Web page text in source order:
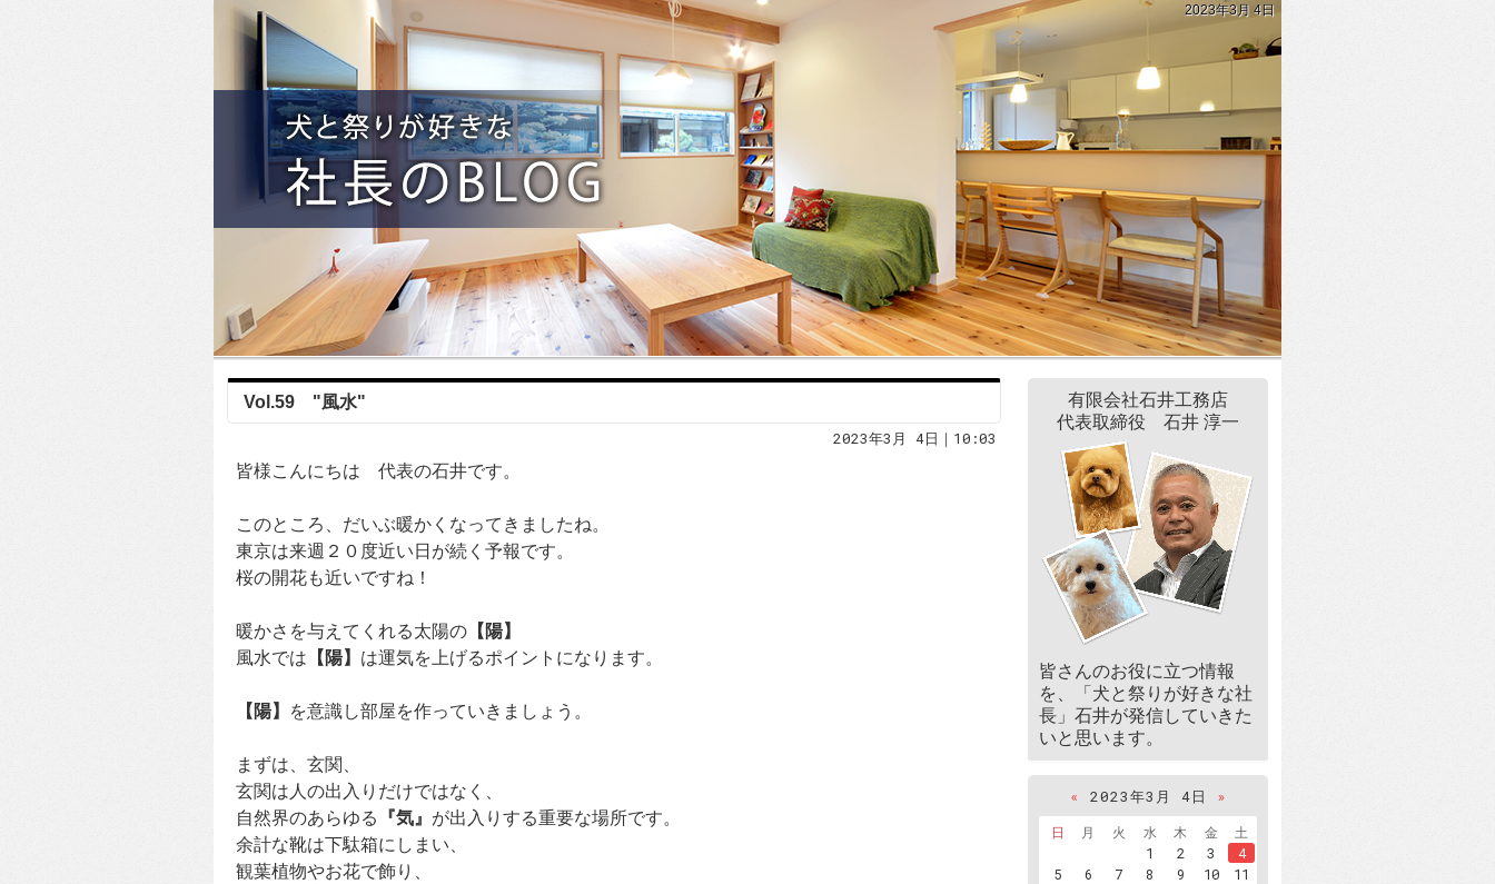
2023年3月 4日
Vol.59 "風水"
2023年3月 4日｜10:03
皆様こんにちは 代表の石井です。
このところ、だいぶ暖かくなってきましたね。
東京は来週２０度近い日が続く予報です。
桜の開花も近いですね！
暖かさを与えてくれる太陽の 【陽】
風水では 【陽】 は運気を上げるポイントになります。
【陽】 を意識し部屋を作っていきましょう。
まずは、玄関、
玄関は人の出入りだけではなく、
自然界のあらゆる
『気』 が出入りする重要な場所です。
余計な靴は下駄箱にしまい、
観葉植物やお花で飾り、
有限会社石井工務店
代表取締役 石井 淳一
皆さんのお役に立つ情報
を、「犬と祭りが好きな社
長」石井が発信していきた
いと思います。
« 2023年3月 4日
»
日
月 火 水 木 金
土
1
2 3
4
5
6 7 8 9 10
11